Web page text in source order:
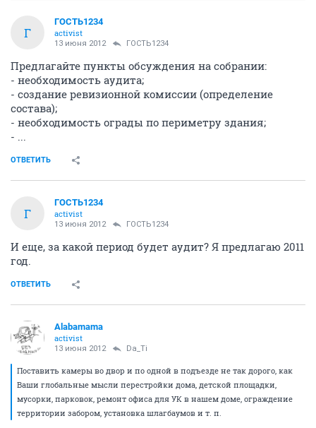
Г
ГОСТЬ1234
activist
13 июня 2012 ГОСТЬ1234
Предлагайте пункты обсуждения на собрании:
- необходимость аудита;
- создание ревизионной комиссии (определение
состава);
- необходимость ограды по периметру здания;
- ...
ОТВЕТИТЬ
Г
ГОСТЬ1234
activist
13 июня 2012 ГОСТЬ1234
И еще, за какой период будет аудит? Я предлагаю 2011
год.
ОТВЕТИТЬ
Alabamama
activist
13 июня 2012 Da_Ti
Поставить камеры во двор и по одной в подъезде не так дорого, как
Ваши глобальные мысли перестройки дома, детской площадки,
мусорки, парковок, ремонт офиса для УК в нашем доме, ограждение
территории забором, установка шлагбаумов и т. п.